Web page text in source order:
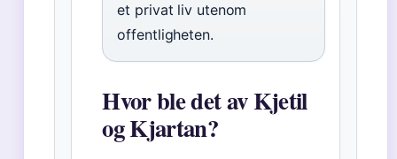
et privat liv utenom
offentligheten.
Hvor ble det av Kjetil
og Kjartan?